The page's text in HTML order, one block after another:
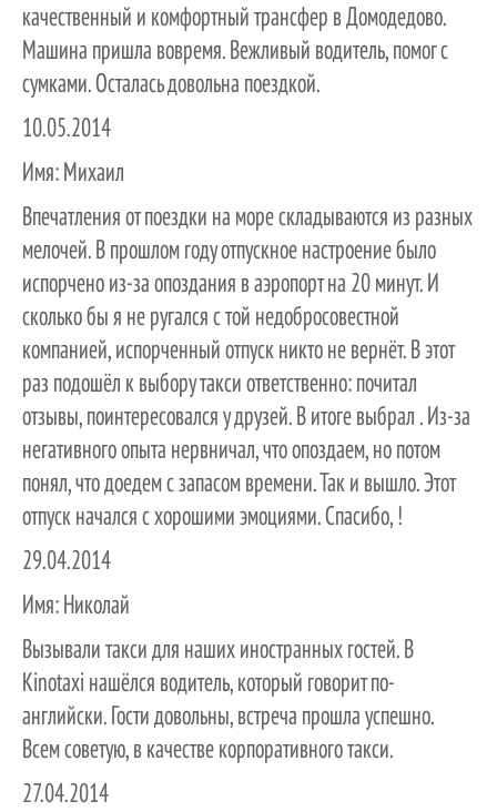
качественный и комфортный трансфер в Домодедово.
Машина пришла вовремя. Вежливый водитель, помог с
сумками. Осталась довольна поездкой.
10.05.2014
Имя: Михаил
Впечатления от поездки на море складываются из разных
мелочей. В прошлом году отпускное настроение было
испорчено из-за опоздания в аэропорт на 20 минут. И
сколько бы я не ругался с той недобросовестной
компанией, испорченный отпуск никто не вернёт. В этот
раз подошёл к выбору такси ответственно: почитал
отзывы, поинтересовался у друзей. В итоге выбрал . Из-за
негативного опыта нервничал, что опоздаем, но потом
понял, что доедем с запасом времени. Так и вышло. Этот
отпуск начался с хорошими эмоциями. Спасибо, !
29.04.2014
Имя: Николай
Вызывали такси для наших иностранных гостей. В
Kinotaxi нашёлся водитель, который говорит по-
английски. Гости довольны, встреча прошла успешно.
Всем советую, в качестве корпоративного такси.
27.04.2014